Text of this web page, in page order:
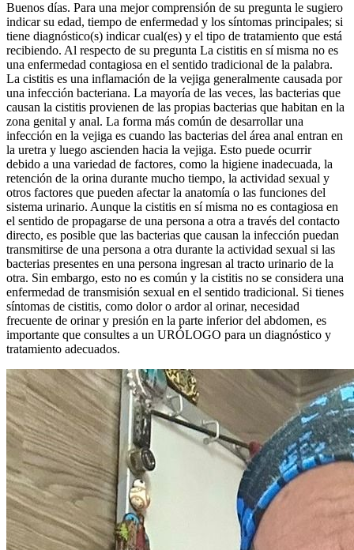
Buenos días. Para una mejor comprensión de su pregunta le sugiero
indicar su edad, tiempo de enfermedad y los síntomas principales; si
tiene diagnóstico(s) indicar cual(es) y el tipo de tratamiento que está
recibiendo. Al respecto de su pregunta La cistitis en sí misma no es
una enfermedad contagiosa en el sentido tradicional de la palabra.
La cistitis es una inflamación de la vejiga generalmente causada por
una infección bacteriana. La mayoría de las veces, las bacterias que
causan la cistitis provienen de las propias bacterias que habitan en la
zona genital y anal. La forma más común de desarrollar una
infección en la vejiga es cuando las bacterias del área anal entran en
la uretra y luego ascienden hacia la vejiga. Esto puede ocurrir
debido a una variedad de factores, como la higiene inadecuada, la
retención de la orina durante mucho tiempo, la actividad sexual y
otros factores que pueden afectar la anatomía o las funciones del
sistema urinario. Aunque la cistitis en sí misma no es contagiosa en
el sentido de propagarse de una persona a otra a través del contacto
directo, es posible que las bacterias que causan la infección puedan
transmitirse de una persona a otra durante la actividad sexual si las
bacterias presentes en una persona ingresan al tracto urinario de la
otra. Sin embargo, esto no es común y la cistitis no se considera una
enfermedad de transmisión sexual en el sentido tradicional. Si tienes
síntomas de cistitis, como dolor o ardor al orinar, necesidad
frecuente de orinar y presión en la parte inferior del abdomen, es
importante que consultes a un URÓLOGO para un diagnóstico y
tratamiento adecuados.